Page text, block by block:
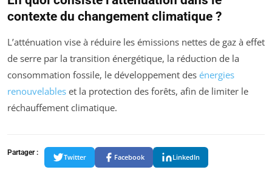
contexte du changement climatique ?
L’atténuation vise à réduire les émissions nettes de gaz à effet
de serre par la transition énergétique, la réduction de la
consommation fossile, le développement des énergies
renouvelables et la protection des forêts, afin de limiter le
réchauffement climatique.
Partager :
Twitter Facebook LinkedIn